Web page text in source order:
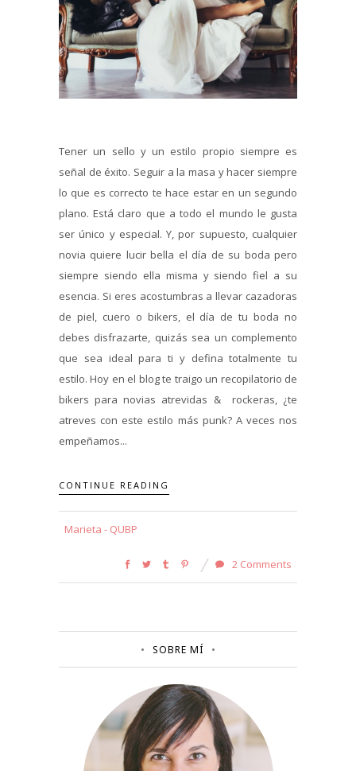
Tener un sello y un estilo propio siempre es
señal de éxito. Seguir a la masa y hacer siempre
lo que es correcto te hace estar en un segundo
plano. Está claro que a todo el mundo le gusta
ser único y especial. Y, por supuesto, cualquier
novia quiere lucir bella el día de su boda pero
siempre siendo ella misma y siendo fiel a su
esencia. Si eres acostumbras a llevar cazadoras
de piel, cuero o bikers, el día de tu boda no
debes disfrazarte, quizás sea un complemento
que sea ideal para ti y defina totalmente tu
estilo. Hoy en el blog te traigo un recopilatorio de
bikers para novias atrevidas & rockeras, ¿te
atreves con este estilo más punk? A veces nos
empeñamos...
CONTINUE READING
Marieta - QUBP
2 Comments
SOBRE MÍ